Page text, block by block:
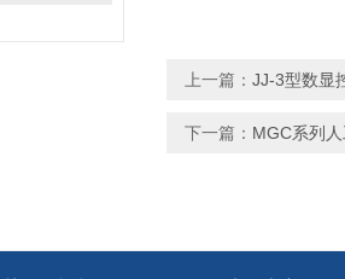
上一篇： JJ-3型数显
下一篇： MGC系列